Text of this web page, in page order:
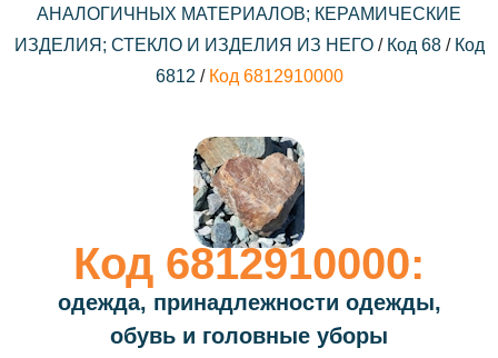
АНАЛОГИЧНЫХ МАТЕРИАЛОВ; КЕРАМИЧЕСКИЕ
ИЗДЕЛИЯ; СТЕКЛО И ИЗДЕЛИЯ ИЗ НЕГО / Код 68 / Код
6812 / Код 6812910000
Код 6812910000:
одежда, принадлежности одежды,
обувь и головные уборы